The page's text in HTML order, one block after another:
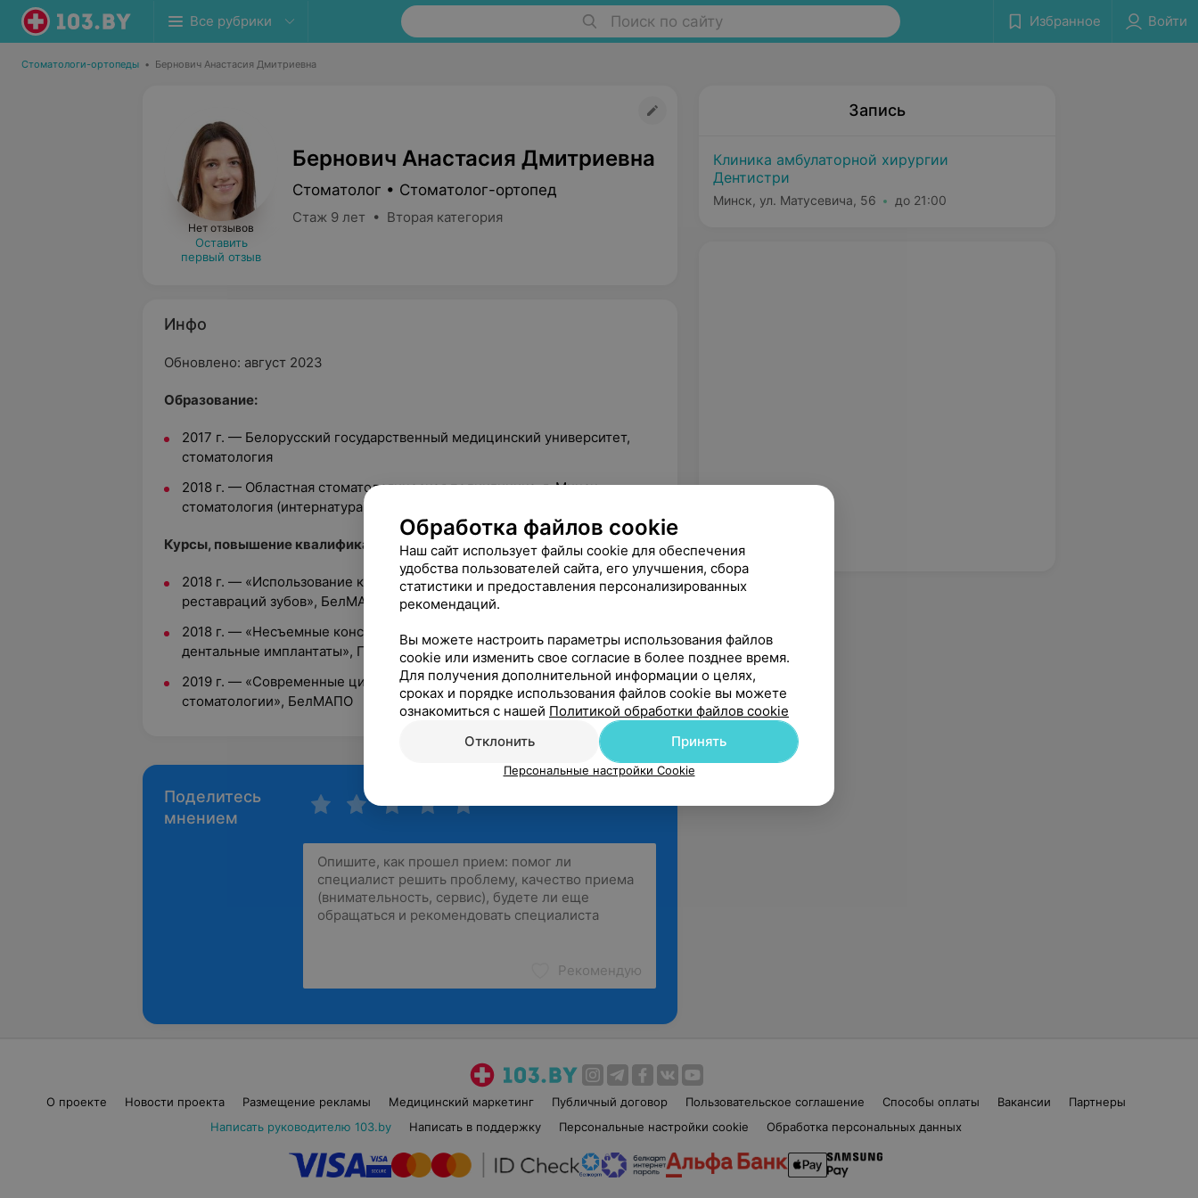
Все рубрики Поиск по сайту Избранное Войти
Стоматологи-ортопеды • Бернович Анастасия Дмитриевна
Нет отзывов
Оставить
первый отзыв
Бернович Анастасия Дмитриевна
Стоматолог • Стоматолог-ортопед
Стаж 9 лет • Вторая категория
Инфо
Обновлено: август 2023
Oбразование:
2017 г. — Белорусский государственный медицинский университет,
стоматология
2018 г. — Областная стоматологическая поликлиника, г. Минск,
стоматология (интернатура)
Курсы, повышение квалификации:
2018 г. — «Использование композитных материалов для прямых
реставраций зубов», БелМАПО
2018 г. — «Несъемные конструкции зубных протезов с опорой на
дентальные имплантаты», ГУО «БелМАПО»
2019 г. — «Современные цифровые технологии в ортопедической
стоматологии», БелМАПО
Поделитесь
мнением
Рекомендую
Запись
Клиника амбулаторной хирургии
Дентистри
Минск, ул. Матусевича, 56 до 21:00
О проекте Новости проекта Размещение рекламы Медицинский маркетинг Публичный договор Пользовательское соглашение Способы оплаты Вакансии
Партнеры
Написать руководителю 103.by
Написать в поддержку Персональные настройки cookie Обработка персональных данных
Обработка файлов cookie
Наш сайт использует файлы cookie для обеспечения
удобства пользователей сайта, его улучшения, сбора
статистики и предоставления персонализированных
рекомендаций.
Вы можете настроить параметры использования файлов
cookie или изменить свое согласие в более позднее время.
Для получения дополнительной информации о целях,
сроках и порядке использования файлов cookie вы можете
ознакомиться с нашей Политикой обработки файлов cookie
Отклонить
Принять
Персональные настройки Cookie